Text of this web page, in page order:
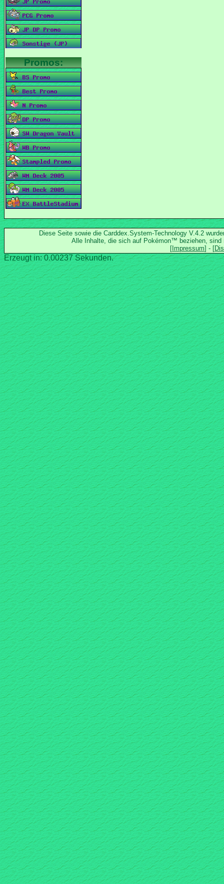
Diese Seite sowie die Carddex.System-Technology V.4.2
Alle Inhalte, die sich auf Pokémon™ beziehen, sind
Erzeugt in: 0.00237 Sekunden.